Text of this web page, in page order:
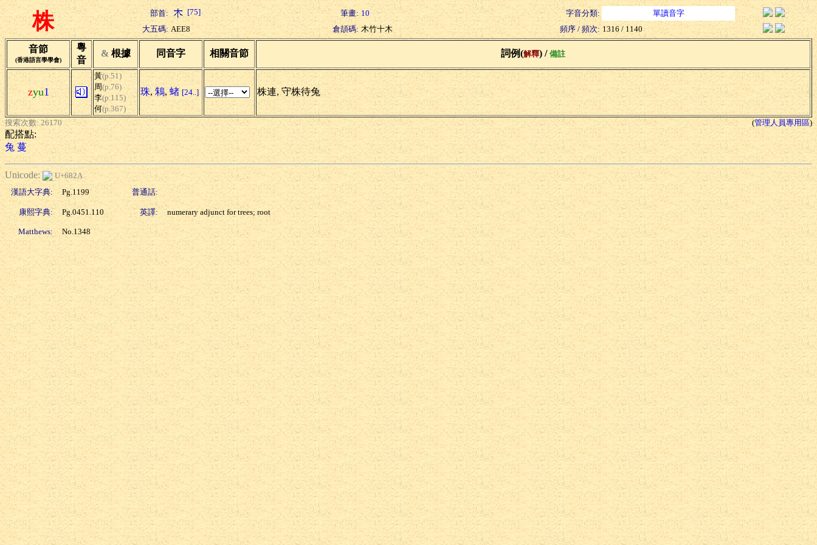
株 部首: [75] 筆畫: 10 字音分類:
單讀音字
大五碼: AEE8 倉頡碼: 木竹十木 頻序 / 頻次: 1316 / 1140
音節
(香港語言學學會)
粵
音
& 根據 同音字 相關音節 詞例(解釋) / 備註
zyu1
黃(p.51)
周(p.76)
李(p.115)
何(p.367)
珠, 鴸, 蝫 [24..] 株連, 守株待兔
搜索次數: 26170 (管理人員專用區)
配搭點:
兔 蔓
Unicode:
U+682A
漢語大字典:
Pg.1199 普通話:
康熙字典: Pg.0451.110 英譯: numerary adjunct for trees; root
Matthews: No.1348